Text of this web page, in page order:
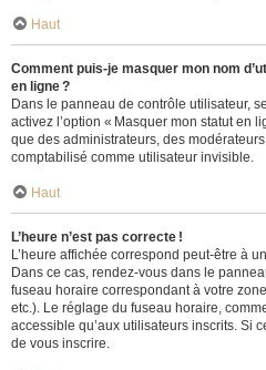
Haut
Comment puis-je masquer mon nom
en ligne ?
Dans le panneau de contrôle utilisateur,
activez l’option « Masquer mon statut en
que des administrateurs, des
comptabilisé comme utilisateur invisible.
Haut
L’heure n’est pas correcte !
L’heure affichée correspond peut-être à
Dans ce cas, rendez-vous dans le
fuseau horaire correspondant à votre
etc.). Le réglage du fuseau horaire,
accessible qu’aux utilisateurs inscrits. Si
de vous inscrire.